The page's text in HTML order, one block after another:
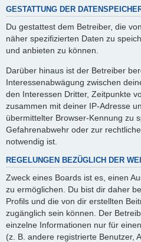
GESTATTUNG DER
Du gestattest dem Betreiber, die
näher spezifizierten Daten zu
und anbieten zu können.
Darüber hinaus ist der Betreiber
Interessenabwägung zwischen
den Interessen Dritter, Zeitpunkte
zusammen mit deiner IP-Adresse
übermittelter Browser-Kennung zu
Gefahrenabwehr oder zur
notwendig ist.
REGELUNGEN BEZÜGLICH DER
Zweck eines Boards ist es, einen
zu ermöglichen. Du bist dir daher
Profils und die von dir erstellten
zugänglich sein können. Der
einzelne Informationen nur für
(z. B. andere registrierte Benutzer,